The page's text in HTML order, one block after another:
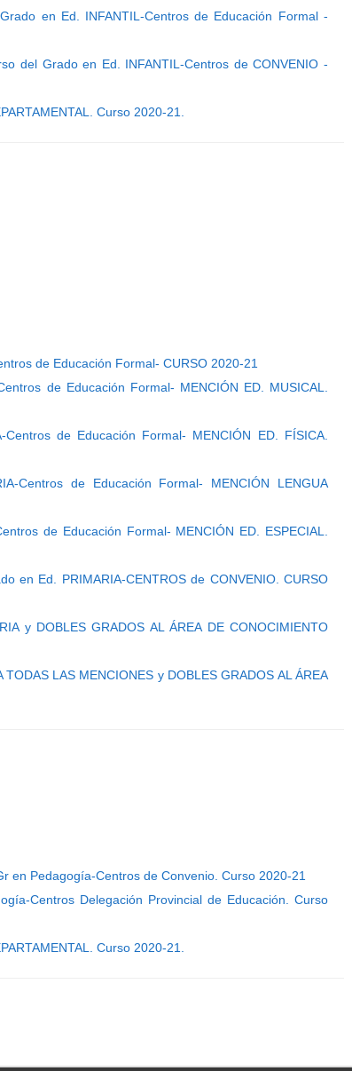
en Ed. INFANTIL-Centros de Educación Formal -
del Grado en Ed. INFANTIL-Centros de CONVENIO -
Curso 2020-21.
de Educación Formal- CURSO 2020-21
de Educación Formal- MENCIÓN ED. MUSICAL.
de Educación Formal- MENCIÓN ED. FÍSICA.
Centros de Educación Formal- MENCIÓN LENGUA
de Educación Formal- MENCIÓN ED. ESPECIAL.
en Ed. PRIMARIA-CENTROS de CONVENIO. CURSO
y DOBLES GRADOS AL ÁREA DE CONOCIMIENTO
LAS MENCIONES y DOBLES GRADOS AL ÁREA
en Pedagogía-Centros de Convenio. Curso 2020-21
Centros Delegación Provincial de Educación. Curso
Curso 2020-21.